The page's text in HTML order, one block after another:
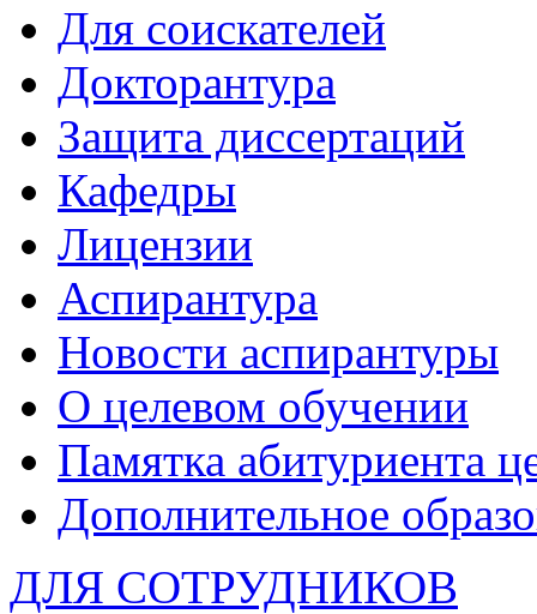
Для соискателей
Докторантура
Защита диссертаций
Кафедры
Лицензии
Аспирантура
Новости аспирантуры
О целевом обучении
Памятка абитуриента
Дополнительное
ДЛЯ СОТРУДНИКОВ